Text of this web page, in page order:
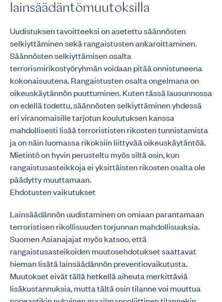
lainsäädäntömuutoksilla
Uudistuksen tavoitteeksi on asetettu säännösten
selkiyttäminen sekä rangaistusten ankaroittaminen.
Säännösten selkiyttämisen osalta
terrorismirikostyöryhmän voidaan pitää onnistuneena
kokonaisuutena. Rangaistusten osalta ongelmana on
oikeuskäytännön puuttuminen. Kuten tässä lausunnossa
on edellä todettu, säännösten selkiyttäminen yhdessä
eri viranomaisille tarjotun koulutuksen kanssa
mahdollisesti lisää terrorististen rikosten tunnistamista
ja on näin luomassa rikoksiin liittyvää oikeuskäytäntöä.
Mietintö on hyvin perusteltu myös siltä osin, kun
rangaistusasteikkoja ei yksittäisten rikosten osalta ole
päädytty muuttamaan.
Ehdotusten vaikutukset
Lainsäädännön uudistaminen on omiaan parantamaan
terroristisen rikollisuuden torjunnan mahdollisuuksia.
Suomen Asianajajat myös katsoo, että
rangaistusasteikoiden muutosehdotukset saattavat
hieman lisätä lainsäädännön preventiovaikutusta.
Muutokset eivät tällä hetkellä aiheuta merkittäviä
lisäkustannuksia, mutta tältä osin tilanne voi muuttua